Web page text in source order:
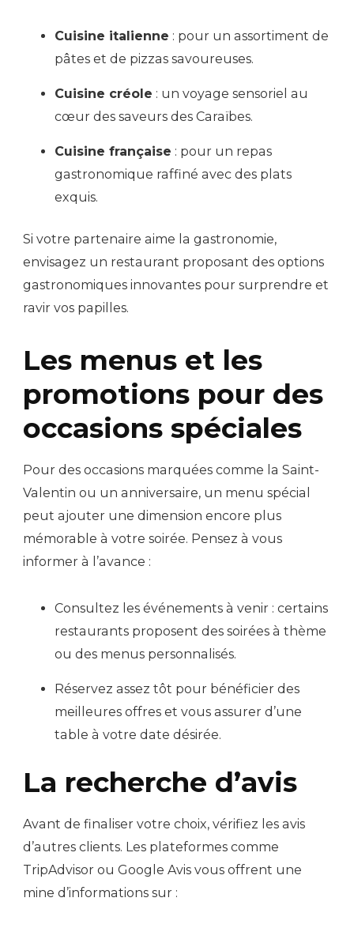
Cuisine italienne : pour un assortiment de
pâtes et de pizzas savoureuses.
Cuisine créole : un voyage sensoriel au
cœur des saveurs des Caraïbes.
Cuisine française : pour un repas
gastronomique raffiné avec des plats
exquis.
Si votre partenaire aime la gastronomie,
envisagez un restaurant proposant des options
gastronomiques innovantes pour surprendre et
ravir vos papilles.
Les menus et les
promotions pour des
occasions spéciales
Pour des occasions marquées comme la Saint-
Valentin ou un anniversaire, un menu spécial
peut ajouter une dimension encore plus
mémorable à votre soirée. Pensez à vous
informer à l’avance :
Consultez les événements à venir : certains
restaurants proposent des soirées à thème
ou des menus personnalisés.
Réservez assez tôt pour bénéficier des
meilleures offres et vous assurer d’une
table à votre date désirée.
La recherche d’avis
Avant de finaliser votre choix, vérifiez les avis
d’autres clients. Les plateformes comme
TripAdvisor ou Google Avis vous offrent une
mine d’informations sur :